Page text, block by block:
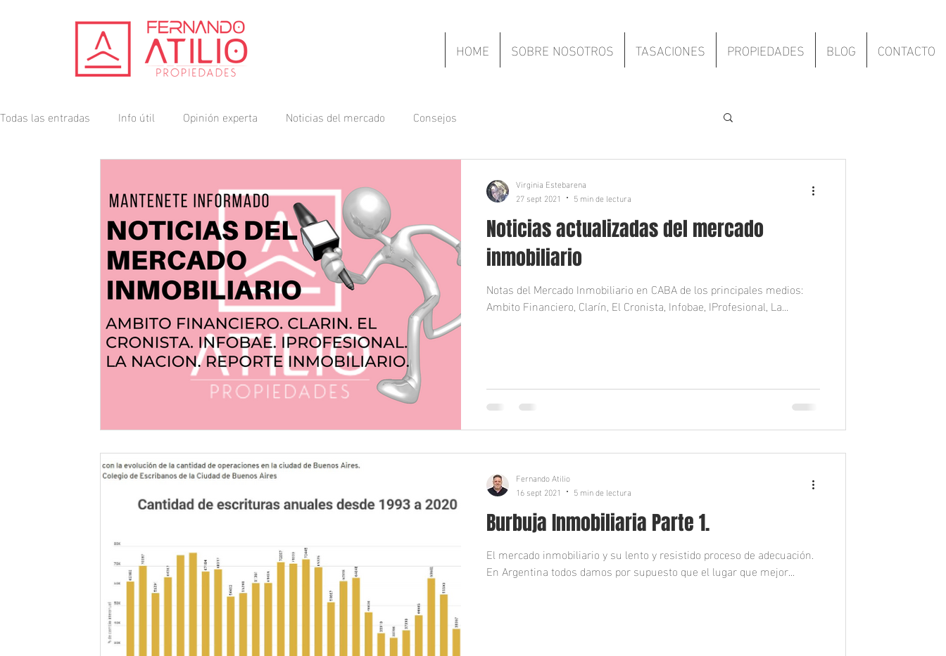
HOME SOBRE NOSOTROS TASACIONES PROPIEDADES BLOG CONTACTO
Todas las entradas Info útil Opinión experta Noticias del mercado Consejos
Noticias actualizadas del mercado
inmobiliario
Notas del Mercado Inmobiliario en CABA de los principales medios:
Ambito Financiero, Clarín, El Cronista, Infobae, IProfesional, La...
Virginia Estebarena
27 sept 2021
5 min de lectura
Burbuja Inmobiliaria Parte 1.
El mercado inmobiliario y su lento y resistido proceso de adecuación.
En Argentina todos damos por supuesto que el lugar que mejor...
Fernando Atilio
16 sept 2021
5 min de lectura